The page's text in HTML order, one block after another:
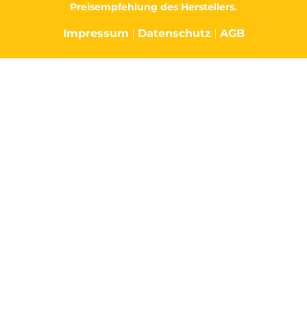
Preisempfehlung des Herstellers.
Impressum Datenschutz AGB